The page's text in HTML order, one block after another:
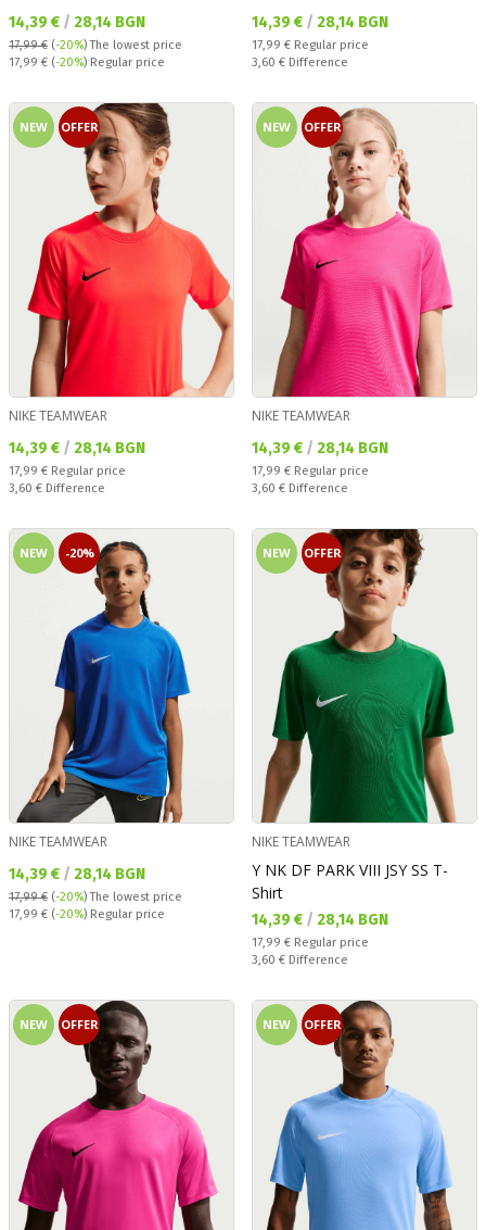
Текуща цена:
14,39 € / 28,14 BGN
17,99 € (-20%)The lowest price
Regular price:
17,99 € (-20%) Regular price
Текуща цена:
14,39 € / 28,14 BGN
Regular price:
17,99 € Regular price
Спестявате:
3,60 € Difference
NEW OFFER
NIKE TEAMWEAR
Текуща цена:
14,39 € / 28,14 BGN
Regular price:
17,99 € Regular price
Спестявате:
3,60 € Difference
NEW OFFER
NIKE TEAMWEAR
Текуща цена:
14,39 € / 28,14 BGN
Regular price:
17,99 € Regular price
Спестявате:
3,60 € Difference
NEW -20%
NIKE TEAMWEAR
Текуща цена:
14,39 € / 28,14 BGN
17,99 € (-20%)The lowest price
Regular price:
17,99 € (-20%) Regular price
NEW OFFER
NIKE TEAMWEAR
Y NK DF PARK VIII JSY SS T-
Shirt
Текуща цена:
14,39 € / 28,14 BGN
Regular price:
17,99 € Regular price
Спестявате:
3,60 € Difference
NEW OFFER NEW OFFER